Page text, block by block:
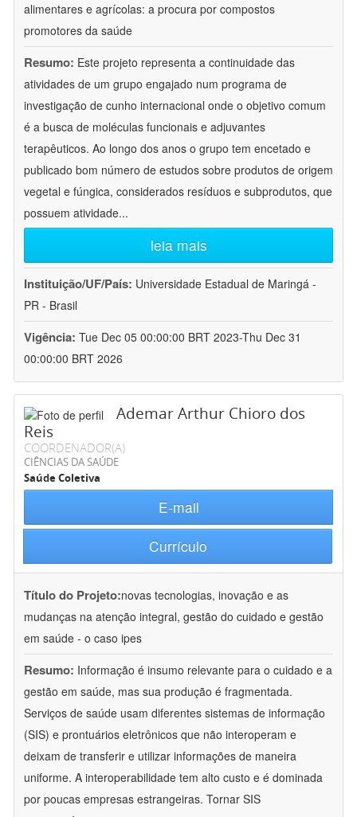
alimentares e agrícolas: a procura por compostos
promotores da saúde
Resumo: Este projeto representa a continuidade das
atividades de um grupo engajado num programa de
investigação de cunho internacional onde o objetivo comum
é a busca de moléculas funcionais e adjuvantes
terapêuticos. Ao longo dos anos o grupo tem encetado e
publicado bom número de estudos sobre produtos de origem
vegetal e fúngica, considerados resíduos e subprodutos, que
possuem atividade...
leia mais
Instituição/UF/País: Universidade Estadual de Maringá -
PR - Brasil
Vigência: Tue Dec 05 00:00:00 BRT 2023-Thu Dec 31
00:00:00 BRT 2026
Ademar Arthur Chioro dos
Reis
COORDENADOR(A)
CIÊNCIAS DA SAÚDE
Saúde Coletiva
E-mail
Currículo
Título do Projeto:novas tecnologias, inovação e as
mudanças na atenção integral, gestão do cuidado e gestão
em saúde - o caso ipes
Resumo: Informação é insumo relevante para o cuidado e a
gestão em saúde, mas sua produção é fragmentada.
Serviços de saúde usam diferentes sistemas de informação
(SIS) e prontuários eletrônicos que não interoperam e
deixam de transferir e utilizar informações de maneira
uniforme. A interoperabilidade tem alto custo e é dominada
por poucas empresas estrangeiras. Tornar SIS